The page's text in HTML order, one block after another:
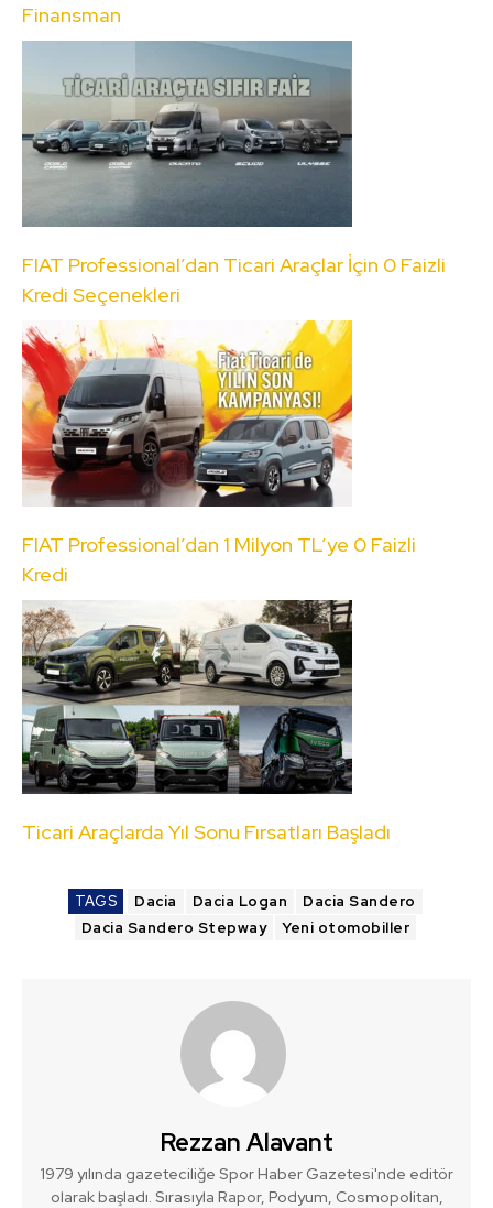
Finansman
FIAT Professional’dan Ticari Araçlar İçin 0 Faizli
Kredi Seçenekleri
FIAT Professional’dan 1 Milyon TL’ye 0 Faizli
Kredi
Ticari Araçlarda Yıl Sonu Fırsatları Başladı
TAGS Dacia Dacia Logan
Dacia Sandero
Dacia Sandero Stepway
Yeni otomobiller
Rezzan Alavant
1979 yılında gazeteciliğe Spor Haber Gazetesi'nde editör
olarak başladı. Sırasıyla Rapor, Podyum, Cosmopolitan,